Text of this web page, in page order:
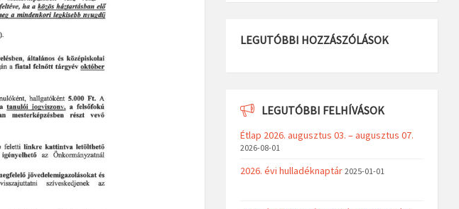
LEGUTÓBBI HOZZÁSZÓLÁSOK
LEGUTÓBBI FELHÍVÁSOK
Étlap 2026. augusztus 03. – augusztus 07.
2026-08-01
2026. évi hulladéknaptár 2025-01-01